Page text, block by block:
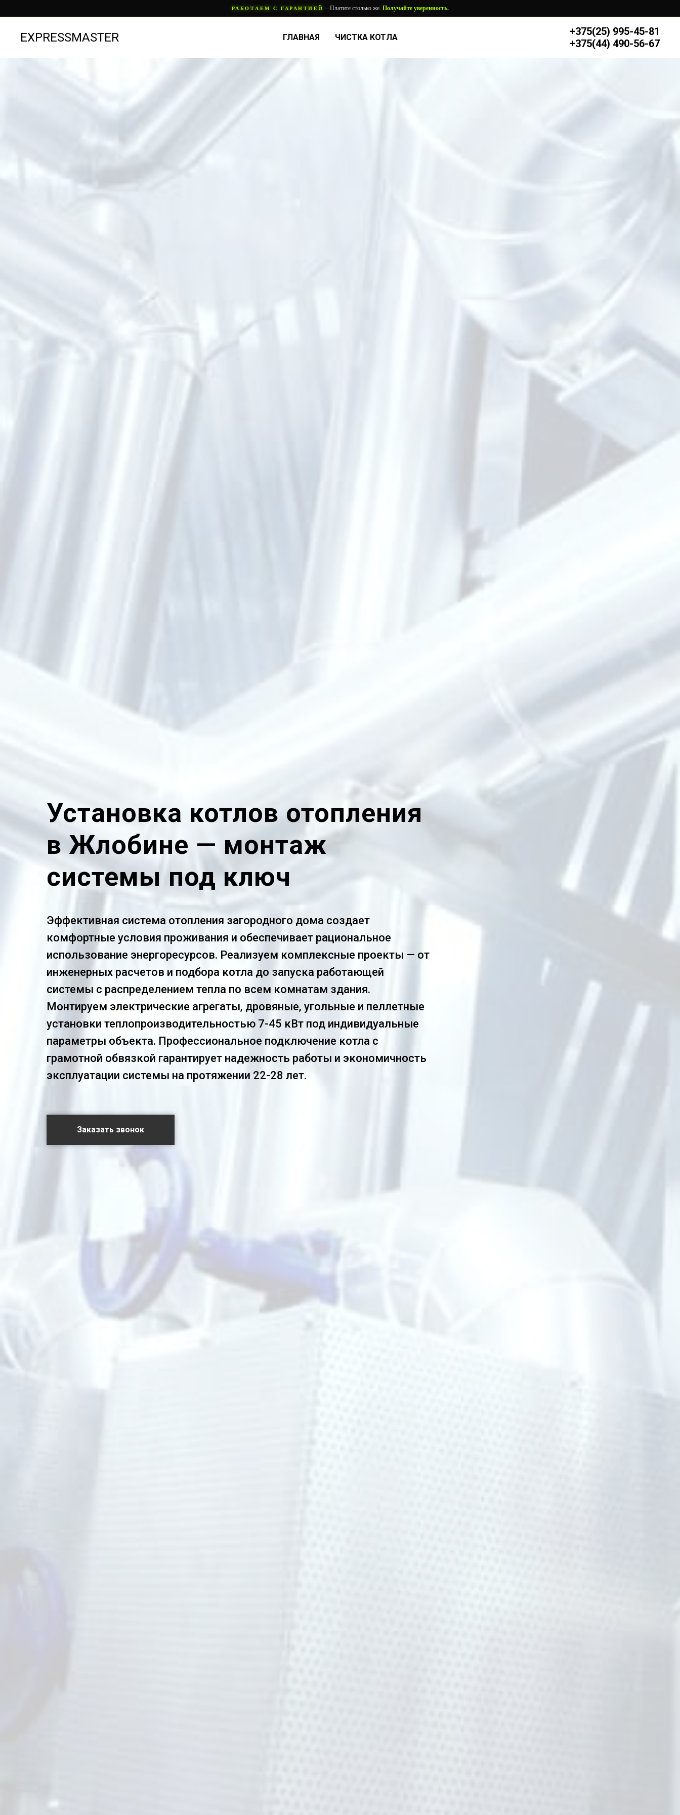
РАБОТАЕМ С ГАРАНТИЕЙ —Платите столько же. Получайте уверенность.
EXPRESSMASTER ГЛАВНАЯ ЧИСТКА КОТЛА
+375(25) 995-45-81
+375(44) 490-56-67
Установка котлов отопления
в Жлобине — монтаж
системы под ключ
Эффективная система отопления загородного дома создает
комфортные условия проживания и обеспечивает рациональное
использование энергоресурсов. Реализуем комплексные проекты — от
инженерных расчетов и подбора котла до запуска работающей
системы с распределением тепла по всем комнатам здания.
Монтируем электрические агрегаты, дровяные, угольные и пеллетные
установки теплопроизводительностью 7-45 кВт под индивидуальные
параметры объекта. Профессиональное подключение котла с
грамотной обвязкой гарантирует надежность работы и экономичность
эксплуатации системы на протяжении 22-28 лет.
Заказать звонок